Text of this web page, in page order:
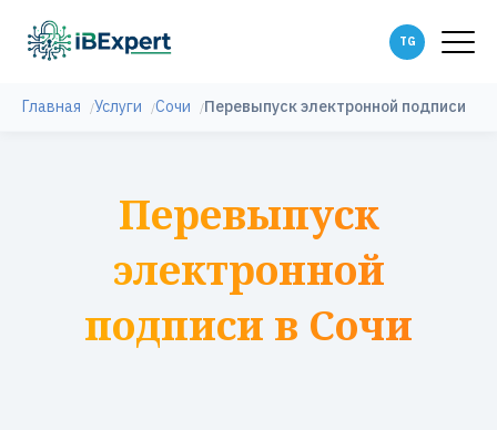
Главная Услуги Сочи Перевыпуск электронной подписи
Перевыпуск
электронной
подписи в Сочи